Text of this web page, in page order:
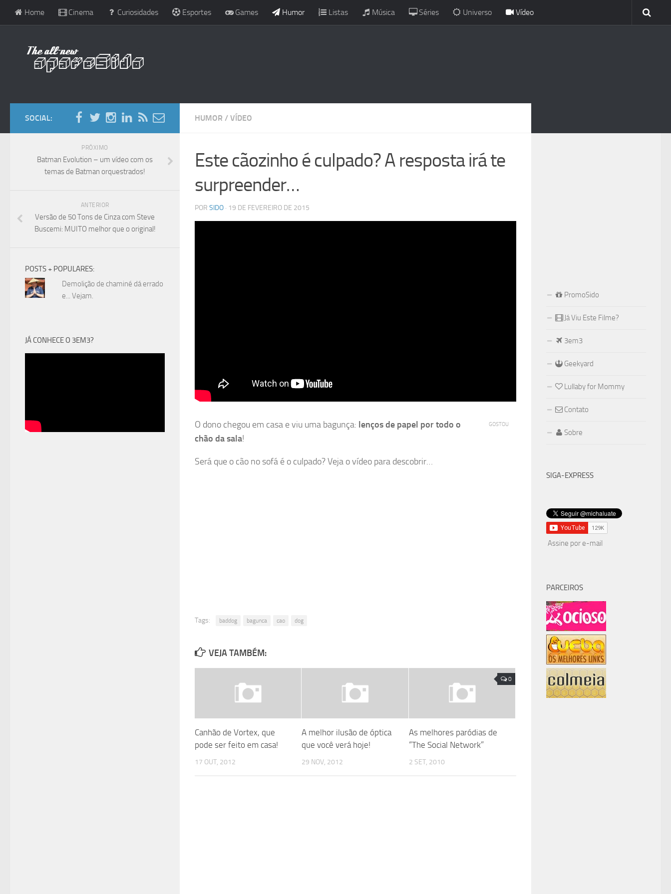
Home Cinema Curiosidades Esportes Games Humor Listas Música Séries Universo Vídeo
HUMOR / VÍDEO
Este cãozinho é culpado? A resposta irá te
surpreender…
POR SIDO · 19 DE FEVEREIRO DE 2015
O dono chegou em casa e viu uma bagunça: lenços de papel por todo o
chão da sala!
Será que o cão no sofá é o culpado? Veja o vídeo para descobrir…
GOSTOU
Tags: baddog bagunca cao dog
VEJA TAMBÉM:
Canhão de Vortex, que
pode ser feito em casa!
17 OUT, 2012
A melhor ilusão de óptica
que você verá hoje!
29 NOV, 2012
0
As melhores paródias de
“The Social Network”
2 SET, 2010
SOCIAL:
PRÓXIMO
Batman Evolution – um vídeo com os
temas de Batman orquestrados!
ANTERIOR
Versão de 50 Tons de Cinza com Steve
Buscemi: MUITO melhor que o original!
POSTS + POPULARES:
Demolição de chaminé dá errado
e... Vejam.
JÁ CONHECE O 3EM3?
PromoSido
Já Viu Este Filme?
3em3
Geekyard
Lullaby for Mommy
Contato
Sobre
SIGA-EXPRESS
Assine por e-mail
PARCEIROS